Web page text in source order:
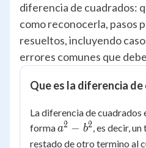
diferencia de cuadrados:
como reconocerla, pasos
resueltos, incluyendo
errores comunes que
Que es la diferencia
La diferencia de cuadrados
formaa^2
-
a2 − b2, es decir,
restado de otro termino al